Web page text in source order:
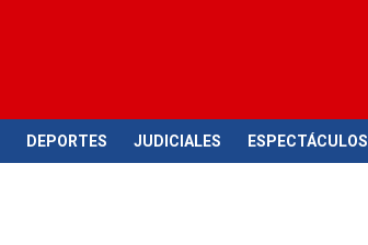
DEPORTES JUDICIALES ESPECTÁCULOS